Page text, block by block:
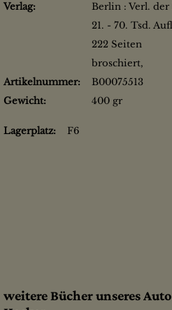
Verlag:
Berlin : Verl.
21. - 70. Tsd.
222 Seiten
broschiert,
Artikelnummer:
B00075513
Gewicht:
400 gr
Lagerplatz: F6
weitere Bücher unseres